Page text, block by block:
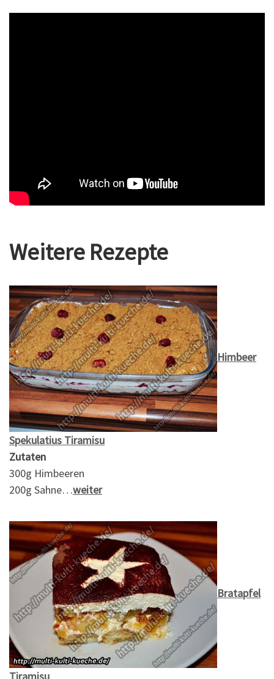
Weitere Rezepte
Himbeer
Spekulatius Tiramisu
Zutaten
300g Himbeeren
200g Sahne…weiter
Bratapfel